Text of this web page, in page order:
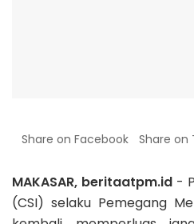
Share on Facebook Share on
MAKASAR, beritaatpm.id-
(CSI) selaku Pemegang